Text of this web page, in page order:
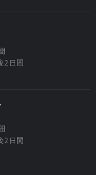
2日間
2日間